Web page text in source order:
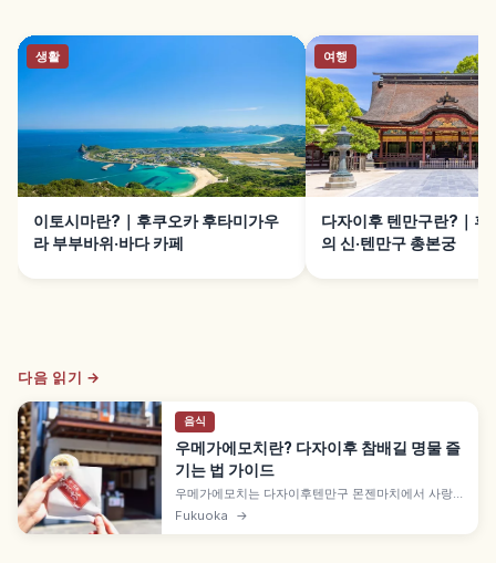
생활
이토시마란?｜후쿠오카 후타미가우
라 부부바위·바다 카페
여행
다자이후 텐만구란?｜후
의 신·텐만구 총본궁
다음 읽기 →
음식
우메가에모치란? 다자이후 참배길 명물 즐
기는 법 가이드
우메가에모치는 다자이후텐만구 몬젠마치에서 사랑받
는 명물 구운 떡으로, 찹쌀·멥쌀 반죽에 쓰부앙을 넣고
Fukuoka →